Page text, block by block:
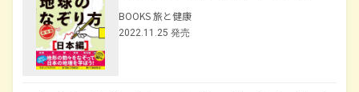
BOOKS 旅と健康
2022.11.25 発売